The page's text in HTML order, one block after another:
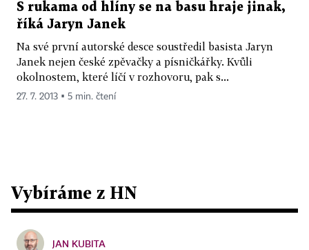
S rukama od hlíny se na basu hraje jinak,
říká Jaryn Janek
Na své první autorské desce soustředil basista Jaryn
Janek nejen české zpěvačky a písničkářky. Kvůli
okolnostem, které líčí v rozhovoru, pak s...
27. 7. 2013 ▪ 5 min. čtení
Vybíráme z HN
JAN KUBITA